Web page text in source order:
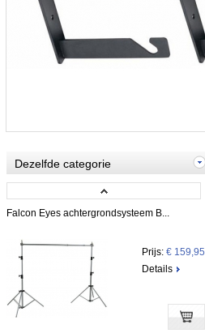
Dezelfde categorie
Falcon Eyes achtergrondsysteem B...
Prijs: € 159,95
Details